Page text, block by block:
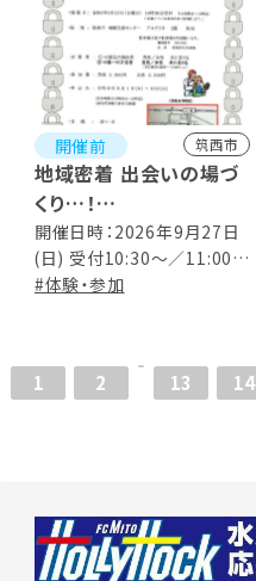
開催前 筑西市
地域密着 出会いの場づ
くり…！
移住・定住希望者含む交
流会！
開催日時：2026年9月27日
(日) 受付10:30～／11:00～
15:00 ※事前予約
#体験・参加
1 2 13 14